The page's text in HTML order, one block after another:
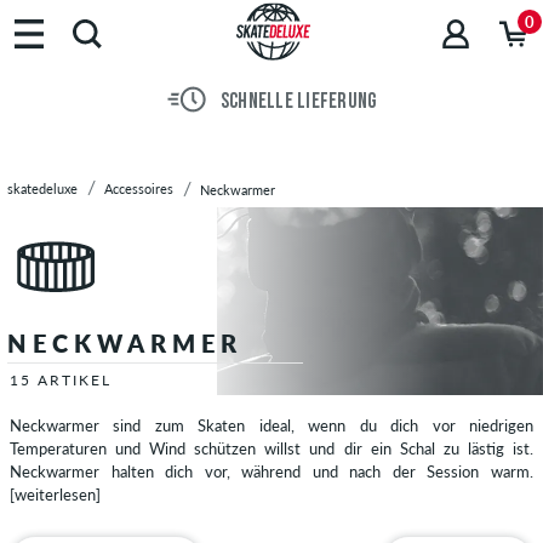
Marken
Skateboards
&
Boxershorts
Caps
Hüte
Einlegesohlen
Geschenkgutscheine
Gürtel
Handschuhe
&
0
SCHNELLE LIEFERUNG
skatedeluxe Accessoires Neckwarmer
NECKWARMER
15 ARTIKEL
Neckwarmer sind zum Skaten ideal, wenn du dich vor niedrigen
Temperaturen und Wind schützen willst und dir ein Schal zu lästig ist.
Neckwarmer halten dich vor, während und nach der Session warm.
[weiterlesen]